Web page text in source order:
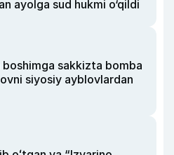
ayolga sud hukmi o‘qildi
boshimga sakkizta bomba
siyosiy ayblovlardan